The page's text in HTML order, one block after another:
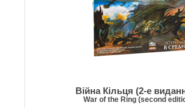
Війна Кільця (2-е
War of the Ring (second